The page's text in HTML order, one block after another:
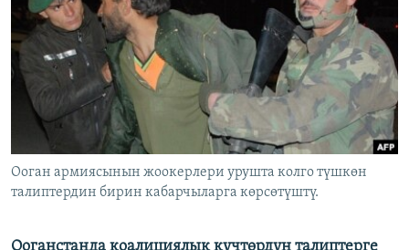
ЭЖЕ-СИҢДИЛЕР
АЗАТТЫК+
ЫҢГАЙСЫЗ СУРООЛОР
ОНЛАЙН ШЕРИНЕ
ЭЕ/АРнун бардык сайттары
Ооган армиясынын жоокерлери урушта колго түшкөн
талиптердин бирин кабарчыларга көрсөтүштү.